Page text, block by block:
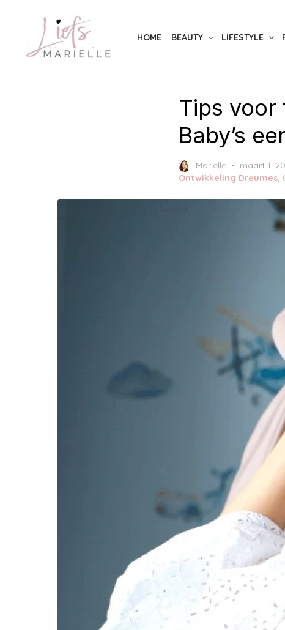
content
HOME BEAUTY LIFESTYLE
Tips voor
Baby’s
Mariëlle
Posted
on
maart 1,
Ontwikkeling Dreumes,